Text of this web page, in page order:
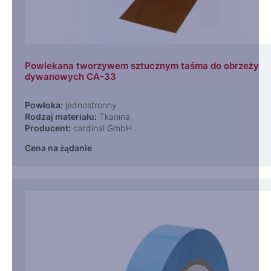
Powlekana tworzywem sztucznym taśma do obrzeży
dywanowych CA-33
Powłoka: jednostronny
Rodzaj materiału: Tkanina
Producent: cardinal GmbH
Cena na żądanie